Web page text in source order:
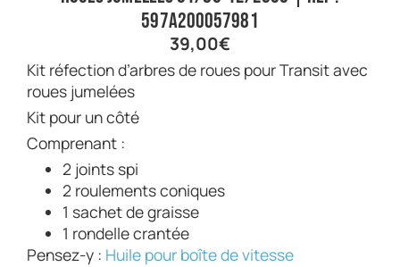
597A200057981
39,00€
Kit réfection d’arbres de roues pour Transit avec
roues jumelées
Kit pour un côté
Comprenant :
2 joints spi
2 roulements coniques
1 sachet de graisse
1 rondelle crantée
Pensez-y : Huile pour boîte de vitesse